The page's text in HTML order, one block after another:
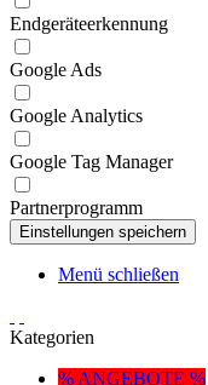
Endgeräteerkennung
Google Ads
Google Analytics
Google Tag Manager
Partnerprogramm
Menü schließen
Kategorien
% ANGEBOTE %